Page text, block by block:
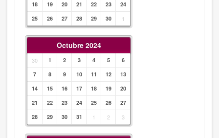
18
19 20 21 22 23
24
25
26 27 28 29 30 1
Octubre 2024
30 1 2 3 4 5
6
7
8 9 10 11 12
13
14
15 16 17 18 19
20
21
22 23 24 25 26
27
28
29 30 31 1 2 3